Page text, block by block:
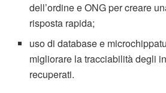
dell’ordine e ONG per creare
risposta rapida;
uso di database e
migliorare la tracciabilità degli
recuperati.